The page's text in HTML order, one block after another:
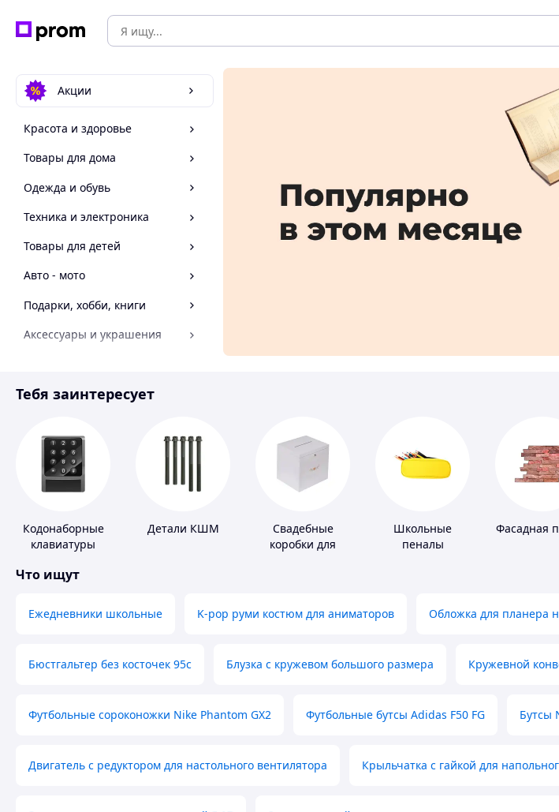
Акции
Красота и здоровье
Товары для дома
Одежда и обувь
Техника и электроника
Товары для детей
Авто - мото
Подарки, хобби, книги
Аксессуары и украшения
Спорт и отдых
Тебя заинтересует
Кодонаборные
клавиатуры
Детали КШМ
Свадебные
коробки для
Школьные
пеналы
Фасадная
Что ищут
Ежедневники школьные K-pop руми костюм для аниматоров Обложка для планера
Бюстгальтер без косточек 95с Блузка с кружевом большого размера Кружевной
Футбольные сороконожки Nike Phantom GX2 Футбольные бутсы Adidas F50 FG Бутсы
Двигатель с редуктором для настольного вентилятора Крыльчатка с гайкой для